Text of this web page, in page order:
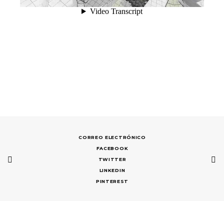
CORREO ELECTRÓNICO
FACEBOOK
TWITTER
LINKEDIN
PINTEREST